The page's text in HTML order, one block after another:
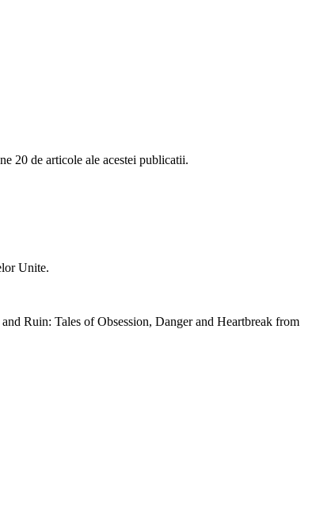
20 de articole ale acestei publicatii.
Unite.
Ruin: Tales of Obsession, Danger and Heartbreak from